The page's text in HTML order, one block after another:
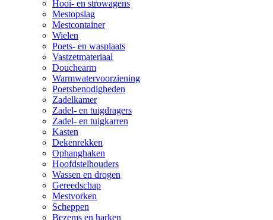
Hooi- en strowagens
Mestopslag
Mestcontainer
Wielen
Poets- en wasplaats
Vastzetmateriaal
Douchearm
Warmwatervoorziening
Poetsbenodigheden
Zadelkamer
Zadel- en tuigdragers
Zadel- en tuigkarren
Kasten
Dekenrekken
Ophanghaken
Hoofdstelhouders
Wassen en drogen
Gereedschap
Mestvorken
Scheppen
Bezems en harken